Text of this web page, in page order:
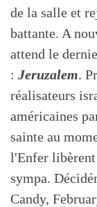
de la salle et
battante. A
attend le
: Jeruzalem.
réalisateurs
américaines
sainte au
l'Enfer libèrent
sympa.
Candy,